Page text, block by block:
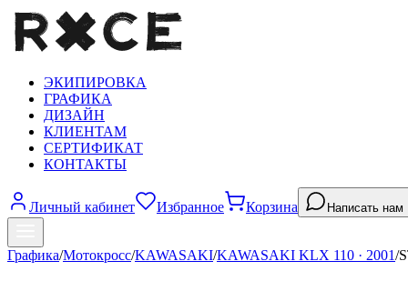
ЭКИПИРОВКА
ГРАФИКА
ДИЗАЙН
КЛИЕНТАМ
СЕРТИФИКАТ
КОНТАКТЫ
Личный кабинет Избранное Корзина Написать нам
Графика/Мотокросс/KAWASAKI/KAWASAKI KLX 110 · 2001/